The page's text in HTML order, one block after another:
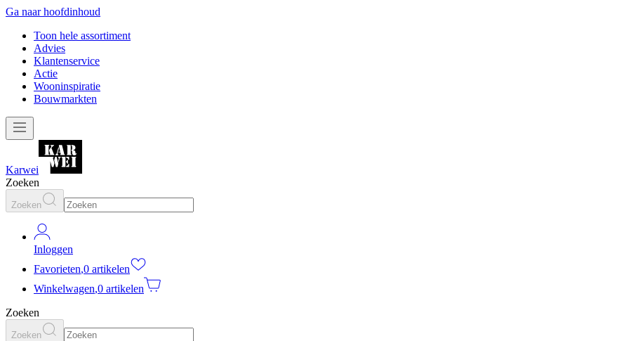
Ga naar hoofdinhoud
Toon hele assortiment
Advies
Klantenservice
Actie
Wooninspiratie
Bouwmarkten
Karwei
Zoeken
Zoeken
Inloggen
Favorieten,0 artikelen
Winkelwagen,0 artikelen
Zoeken
Zoeken